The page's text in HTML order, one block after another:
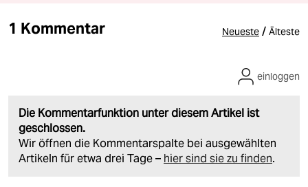
1 Kommentar Neueste / Älteste
Die Kommentarfunktion unter diesem Artikel ist
geschlossen.
Wir öffnen die Kommentarspalte bei ausgewählten
Artikeln für etwa drei Tage – hier sind sie zu finden.
einloggen